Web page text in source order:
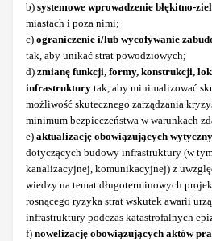
b) systemowe wprowadzenie błękitno-
miastach i poza nimi;
c) ograniczenie i/lub wycofywanie
tak, aby unikać strat powodziowych;
d) zmianę funkcji, formy, konstrukcji,
infrastruktury tak, aby minimalizować
możliwość skutecznego zarządzania
minimum bezpieczeństwa w warunkach
e) aktualizację obowiązujących
dotyczących budowy infrastruktury (w
kanalizacyjnej, komunikacyjnej) z
wiedzy na temat długoterminowych
rosnącego ryzyka strat wskutek awarii
infrastruktury podczas katastrofalnych
f) nowelizację obowiązujących aktów